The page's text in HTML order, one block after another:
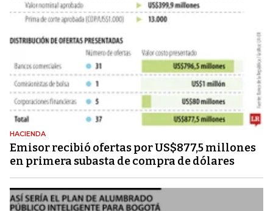
HACIENDA
Emisor recibió ofertas por US$877,5 millones
en primera subasta de compra de dólares